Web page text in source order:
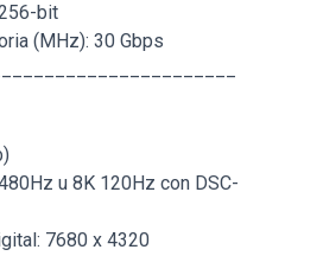
bit
(MHz): 30 Gbps
u 8K 120Hz con DSC-
7680 x 4320